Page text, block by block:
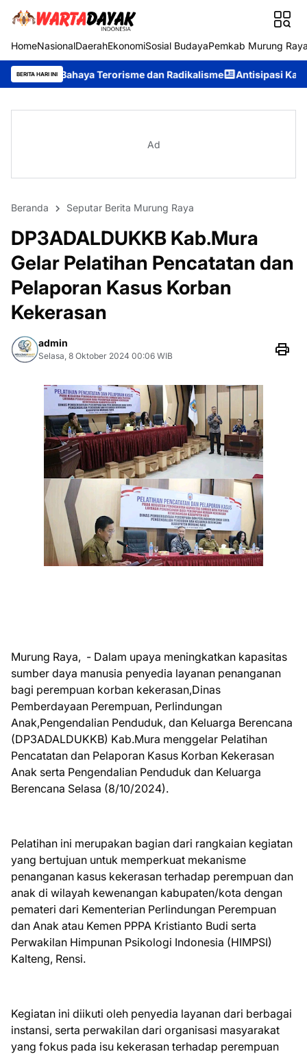
HomeNasionalDaerahEkonomiSosial BudayaPemkab Murung
BERITA HARI INI
Terorisme dan Radikalisme Antisipasi Karhutla, Murung
Ad
Beranda Seputar Berita Murung Raya
DP3ADALDUKKB Kab.Mura
Gelar Pelatihan Pencatatan dan
Pelaporan Kasus Korban
Kekerasan
admin
Selasa, 8 Oktober 2024 00:06 WIB
Murung Raya, - Dalam upaya meningkatkan kapasitas
sumber daya manusia penyedia layanan penanganan
bagi perempuan korban kekerasan,Dinas
Pemberdayaan Perempuan, Perlindungan
Anak,Pengendalian Penduduk, dan Keluarga Berencana
(DP3ADALDUKKB) Kab.Mura menggelar Pelatihan
Pencatatan dan Pelaporan Kasus Korban Kekerasan
Anak serta Pengendalian Penduduk dan Keluarga
Berencana Selasa (8/10/2024).
Pelatihan ini merupakan bagian dari rangkaian kegiatan
yang bertujuan untuk memperkuat mekanisme
penanganan kasus kekerasan terhadap perempuan dan
anak di wilayah kewenangan kabupaten/kota dengan
pemateri dari Kementerian Perlindungan Perempuan
dan Anak atau Kemen PPPA Kristianto Budi serta
Perwakilan Himpunan Psikologi Indonesia (HIMPSI)
Kalteng, Rensi.
Kegiatan ini diikuti oleh penyedia layanan dari berbagai
instansi, serta perwakilan dari organisasi masyarakat
yang fokus pada isu kekerasan terhadap perempuan